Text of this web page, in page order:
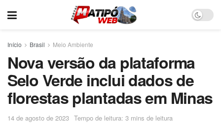
Início Brasil Meio Ambiente
Nova versão da plataforma
Selo Verde inclui dados de
florestas plantadas em Minas
14 de agosto de 2023 Tempo de leitura: 3 mins de leitura